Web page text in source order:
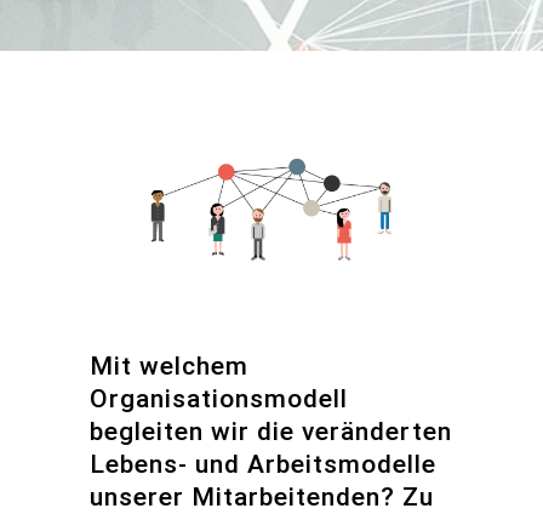
Mit welchem
Organisationsmodell
begleiten wir die veränderten
Lebens- und Arbeitsmodelle
unserer Mitarbeitenden? Zu